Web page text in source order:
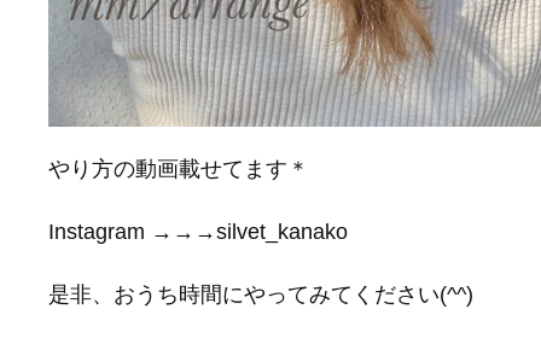
やり方の動画載せてます＊
Instagram →→→silvet_kanako
是非、おうち時間にやってみてください(^^)